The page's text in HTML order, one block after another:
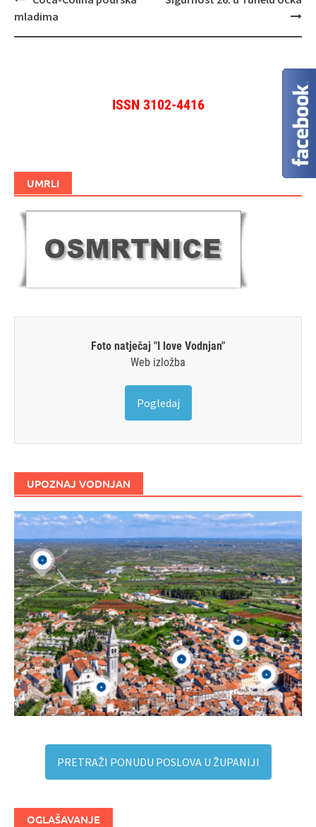
objava
mladima
ISSN 3102-4416
UMRLI
Foto natječaj "I love Vodnjan"
Web izložba
Pogledaj
UPOZNAJ VODNJAN
PRETRAŽI PONUDU POSLOVA U ŽUPANIJI
OGLAŠAVANJE